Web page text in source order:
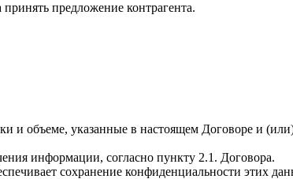
предложение контрагента.
и объеме, указанные в настоящем Договоре и
информации, согласно пункту 2.1. Договора.
сохранение конфиденциальности этих